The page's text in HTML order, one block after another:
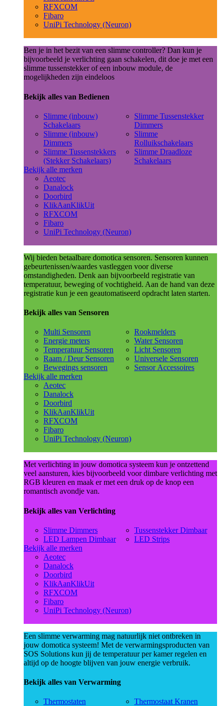
RFXCOM
Fibaro
UniPi Technology (Neuron)
Ben je in het bezit van een slimme controller? Dan kun je
bijvoorbeeld je verlichting gaan schakelen, dit doe je met een
slimme tussenstekker of een inbouw module, de
mogelijkheden zijn eindeloos
Bekijk alles van Bedienen
Slimme (inbouw)
Schakelaars
Slimme (inbouw)
Dimmers
Slimme Tussenstekkers
(Stekker Schakelaars)
Slimme Tussenstekker
Dimmers
Slimme
Rolluikschakelaars
Slimme Draadloze
Schakelaars
Bekijk alle merken
Aeotec
Danalock
Doorbird
KlikAanKlikUit
RFXCOM
Fibaro
UniPi Technology (Neuron)
Wij bieden betaalbare domotica sensoren. Sensoren kunnen
gebeurtenissen/waardes vastleggen voor diverse
omstandigheden. Denk aan bijvoorbeeld registratie van
temperatuur, beweging of vochtigheid. Aan de hand van deze
registratie kun je een geautomatiseerd opdracht laten starten.
Bekijk alles van Sensoren
Multi Sensoren
Energie meters
Temperatuur Sensoren
Raam / Deur Sensoren
Bewegings sensoren
Rookmelders
Water Sensoren
Licht Sensoren
Universele Sensoren
Sensor Accessoires
Bekijk alle merken
Aeotec
Danalock
Doorbird
KlikAanKlikUit
RFXCOM
Fibaro
UniPi Technology (Neuron)
Met verlichting in jouw domotica systeem kun je ontzettend
veel aansturen, kies bijvoorbeeld voor dimbare verlichting met
RGB kleuren en maak er met een druk op de knop een
romantisch avondje van.
Bekijk alles van Verlichting
Slimme Dimmers
LED Lampen Dimbaar
Tussenstekker Dimbaar
LED Strips
Bekijk alle merken
Aeotec
Danalock
Doorbird
KlikAanKlikUit
RFXCOM
Fibaro
UniPi Technology (Neuron)
Een slimme verwarming mag natuurlijk niet ontbreken in
jouw domotica systeem! Met de verwarmingsproducten van
SOS Solutions kun jij de temperatuur per kamer regelen en
altijd op de hoogte blijven van jouw energie verbruik.
Bekijk alles van Verwarming
Thermostaten
Thermostaat Kranen